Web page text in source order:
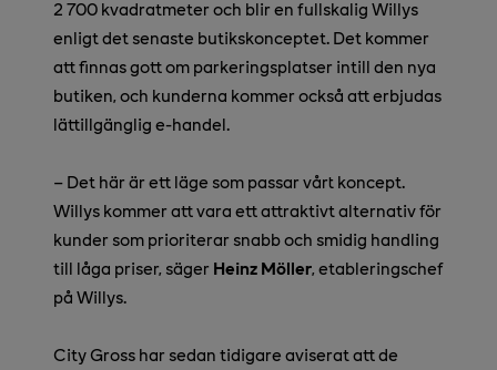
2 700 kvadratmeter och blir en fullskalig Willys
enligt det senaste butikskonceptet. Det kommer
att finnas gott om parkeringsplatser intill den nya
butiken, och kunderna kommer också att erbjudas
lättillgänglig e-handel.
– Det här är ett läge som passar vårt koncept.
Willys kommer att vara ett attraktivt alternativ för
kunder som prioriterar snabb och smidig handling
till låga priser, säger Heinz Möller, etableringschef
på Willys.
City Gross har sedan tidigare aviserat att de